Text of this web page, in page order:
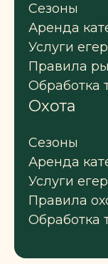
Сезоны
Аренда
Услуги
Правила
Обработка
Охота
Сезоны
Аренда
Услуги
Правила
Обработка